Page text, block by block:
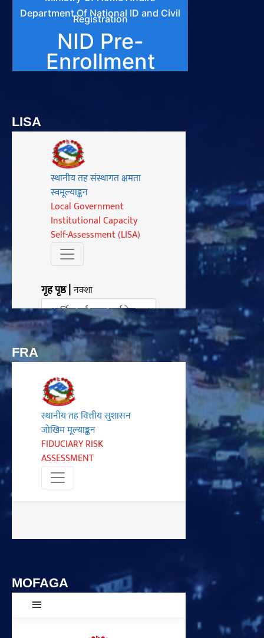
LISA
FRA
MOFAGA